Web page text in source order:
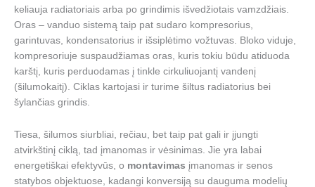
keliauja radiatoriais arba po grindimis išvedžiotais vamzdžiais.
Oras – vanduo sistemą taip pat sudaro kompresorius,
garintuvas, kondensatorius ir išsiplėtimo vožtuvas. Bloko viduje,
kompresoriuje suspaudžiamas oras, kuris tokiu būdu atiduoda
karštį, kuris perduodamas į tinkle cirkuliuojantį vandenį
(šilumokaitį). Ciklas kartojasi ir turime šiltus radiatorius bei
šylančias grindis.
Tiesa, šilumos siurbliai, rečiau, bet taip pat gali ir įjungti
atvirkštinį ciklą, tad įmanomas ir vėsinimas. Jie yra labai
energetiškai efektyvūs, o montavimas įmanomas ir senos
statybos objektuose, kadangi konversiją su dauguma modelių